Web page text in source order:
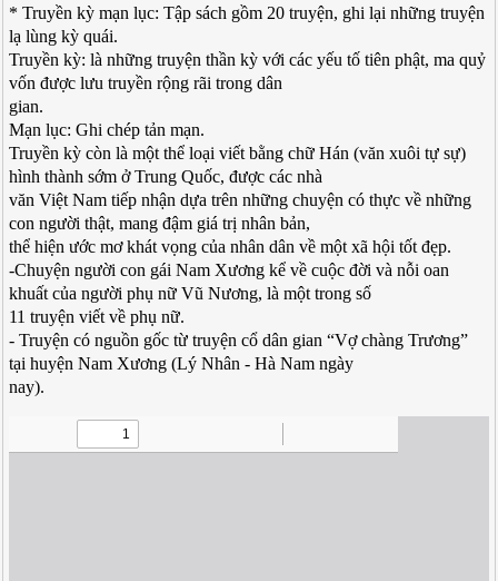
* Truyền kỳ mạn lục: Tập sách gồm 20 truyện, ghi lại những truyện
lạ lùng kỳ quái.
Truyền kỳ: là những truyện thần kỳ với các yếu tố tiên phật, ma quỷ
vốn được lưu truyền rộng rãi trong dân
gian.
Mạn lục: Ghi chép tản mạn.
Truyền kỳ còn là một thể loại viết bằng chữ Hán (văn xuôi tự sự)
hình thành sớm ở Trung Quốc, được các nhà
văn Việt Nam tiếp nhận dựa trên những chuyện có thực về những
con người thật, mang đậm giá trị nhân bản,
thể hiện ước mơ khát vọng của nhân dân về một xã hội tốt đẹp.
-Chuyện người con gái Nam Xương kể về cuộc đời và nỗi oan
khuất của người phụ nữ Vũ Nương, là một trong số
11 truyện viết về phụ nữ.
- Truyện có nguồn gốc từ truyện cổ dân gian “Vợ chàng Trương”
tại huyện Nam Xương (Lý Nhân - Hà Nam ngày
nay).